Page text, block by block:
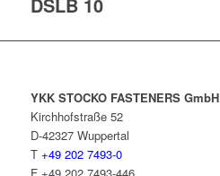
YKK STOCKO FASTENERS GmbH
Kirchhofstraße 52
D-42327 Wuppertal
T +49 202 7493-0